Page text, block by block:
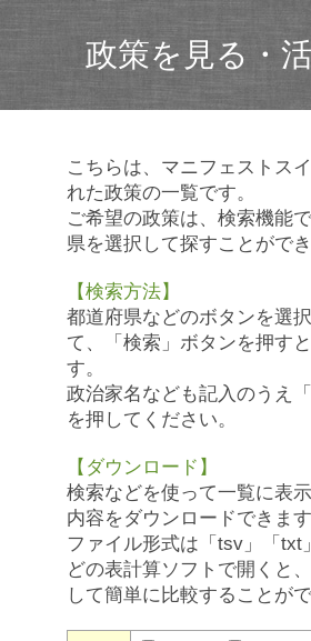
政策を見る・
こちらは、マニフェストス
れた政策の一覧です。
ご希望の政策は、検索機能
県を選択して探すことができ
【検索方法】
都道府県などのボタンを選
て、「検索」ボタンを押す
す。
政治家名なども記入のうえ
を押してください。
【ダウンロード】
検索などを使って一覧に表
内容をダウンロードできます
ファイル形式は「tsv」「txt
どの表計算ソフトで開くと
して簡単に比較することがで